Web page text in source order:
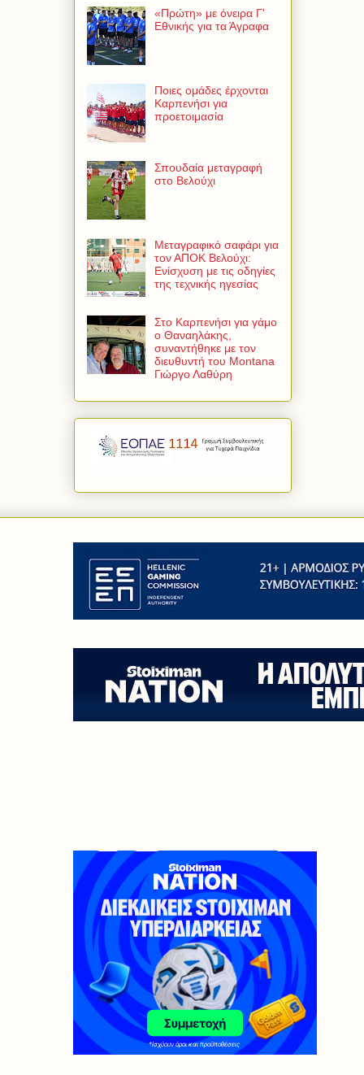
«Πρώτη» με όνειρα Γ'
Εθνικής για τα Άγραφα
Ποιες ομάδες έρχονται
Καρπενήσι για
προετοιμασία
Σπουδαία μεταγραφή
στο Βελούχι
Μεταγραφικό σαφάρι για
τον ΑΠΟΚ Βελούχι:
Ενίσχυση με τις οδηγίες
της τεχνικής ηγεσίας
Στο Καρπενήσι για γάμο
ο Θαναηλάκης,
συναντήθηκε με τον
διευθυντή του Montana
Γιώργο Λαθύρη